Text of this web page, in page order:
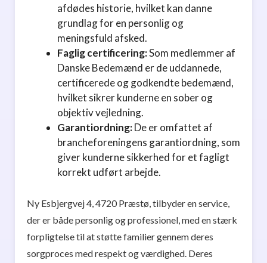
afdødes historie, hvilket kan danne
grundlag for en personlig og
meningsfuld afsked.
Faglig certificering:Som medlemmer af
Danske Bedemænd er de uddannede,
certificerede og godkendte bedemænd,
hvilket sikrer kunderne en sober og
objektiv vejledning.
Garantiordning:De er omfattet af
brancheforeningens garantiordning, som
giver kunderne sikkerhed for et fagligt
korrekt udført arbejde.
Ny Esbjergvej 4, 4720 Præstø, tilbyder en service,
der er både personlig og professionel, med en stærk
forpligtelse til at støtte familier gennem deres
sorgproces med respekt og værdighed. Deres